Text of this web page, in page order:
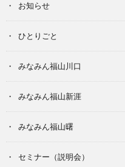
お知らせ
ひとりごと
みなみん福山川口
みなみん福山新涯
みなみん福山曙
セミナー（説明会）